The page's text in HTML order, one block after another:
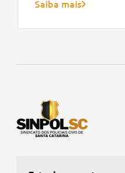
Saiba mais